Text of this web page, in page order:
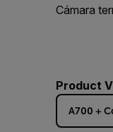
Cámara
Product
A700 +